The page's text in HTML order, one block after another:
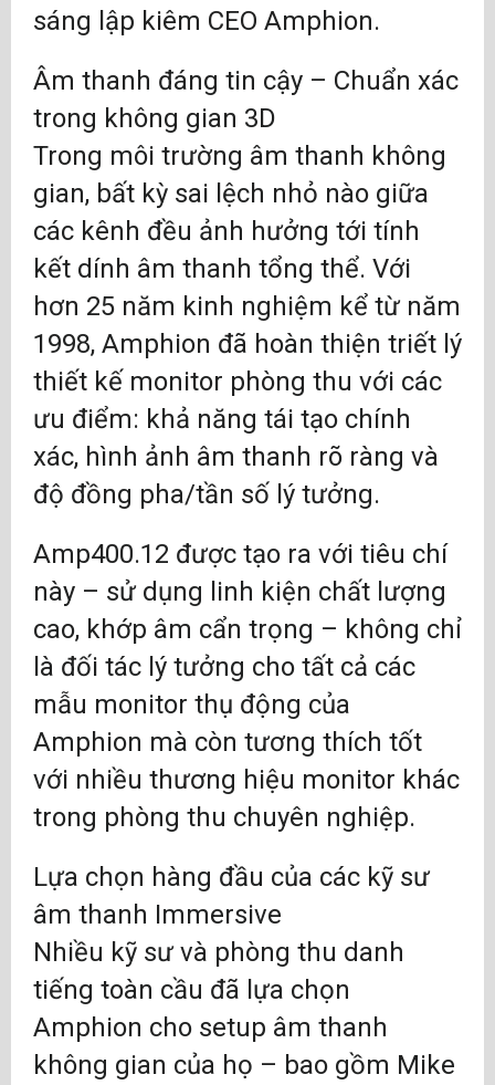
sáng lập kiêm CEO Amphion.
Âm thanh đáng tin cậy – Chuẩn xác
trong không gian 3D
Trong môi trường âm thanh không
gian, bất kỳ sai lệch nhỏ nào giữa
các kênh đều ảnh hưởng tới tính
kết dính âm thanh tổng thể. Với
hơn 25 năm kinh nghiệm kể từ năm
1998, Amphion đã hoàn thiện triết lý
thiết kế monitor phòng thu với các
ưu điểm: khả năng tái tạo chính
xác, hình ảnh âm thanh rõ ràng và
độ đồng pha/tần số lý tưởng.
Amp400.12 được tạo ra với tiêu chí
này – sử dụng linh kiện chất lượng
cao, khớp âm cẩn trọng – không chỉ
là đối tác lý tưởng cho tất cả các
mẫu monitor thụ động của
Amphion mà còn tương thích tốt
với nhiều thương hiệu monitor khác
trong phòng thu chuyên nghiệp.
Lựa chọn hàng đầu của các kỹ sư
âm thanh Immersive
Nhiều kỹ sư và phòng thu danh
tiếng toàn cầu đã lựa chọn
Amphion cho setup âm thanh
không gian của họ – bao gồm Mike